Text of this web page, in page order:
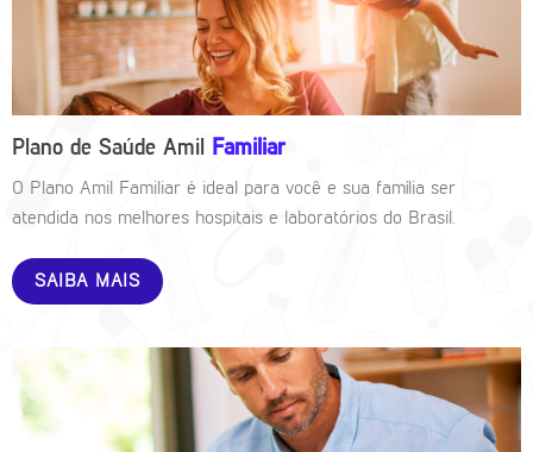
Plano de Saúde Amil Familiar
O Plano Amil Familiar é ideal para você e sua família ser
atendida nos melhores hospitais e laboratórios do Brasil.
SAIBA MAIS